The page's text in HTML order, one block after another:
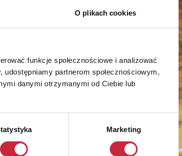
O plikach cookies
funkcje społecznościowe i analizować
partnerom społecznościowym,
danymi otrzymanymi od Ciebie lub
Marketing